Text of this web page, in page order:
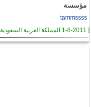
مؤسسة
tammssss
[ 1-8-2011 المملكة العربية السعودية ]